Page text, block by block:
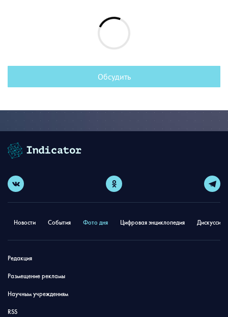
Обсудить
Новости События Фото дня Цифровая энциклопедия
Редакция
Размещение рекламы
Научным учреждениям
RSS